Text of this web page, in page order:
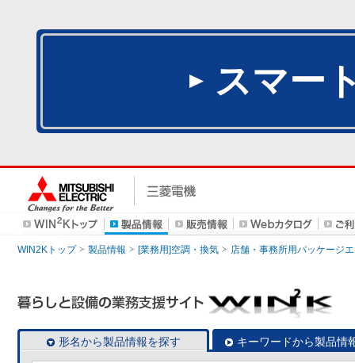
スマー
WIN2Kトップ 製品情報 [業務用]空調・換気 店舗・事務所用パッケージ
形名から製品情報を探す キーワードから製品情